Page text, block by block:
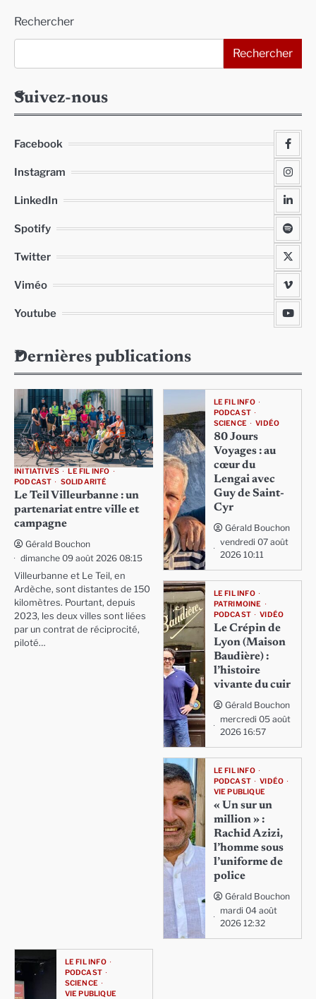
Rechercher
Rechercher
Suivez-nous
Facebook
Instagram
LinkedIn
Spotify
Twitter
Viméo
Youtube
Dernières publications
INITIATIVES
LE FIL INFO
PODCAST
SOLIDARITÉ
Le Teil Villeurbanne : un
partenariat entre ville et
campagne
Gérald Bouchon
dimanche 09 août 2026 08:15
Villeurbanne et Le Teil, en
Ardèche, sont distantes de 150
kilomètres. Pourtant, depuis
2023, les deux villes sont liées
par un contrat de réciprocité,
piloté…
LE FIL INFO
PODCAST
SCIENCE
VIDÉO
80 Jours
Voyages : au
cœur du
Lengai avec
Guy de Saint-
Cyr
Gérald Bouchon
vendredi 07 août
2026 10:11
LE FIL INFO
PATRIMOINE
PODCAST
VIDÉO
Le Crépin de
Lyon (Maison
Baudière) :
l’histoire
vivante du cuir
Gérald Bouchon
mercredi 05 août
2026 16:57
LE FIL INFO
PODCAST
VIDÉO
VIE PUBLIQUE
« Un sur un
million » :
Rachid Azizi,
l’homme sous
l’uniforme de
police
Gérald Bouchon
mardi 04 août
2026 12:32
LE FIL INFO
PODCAST
SCIENCE
VIE PUBLIQUE